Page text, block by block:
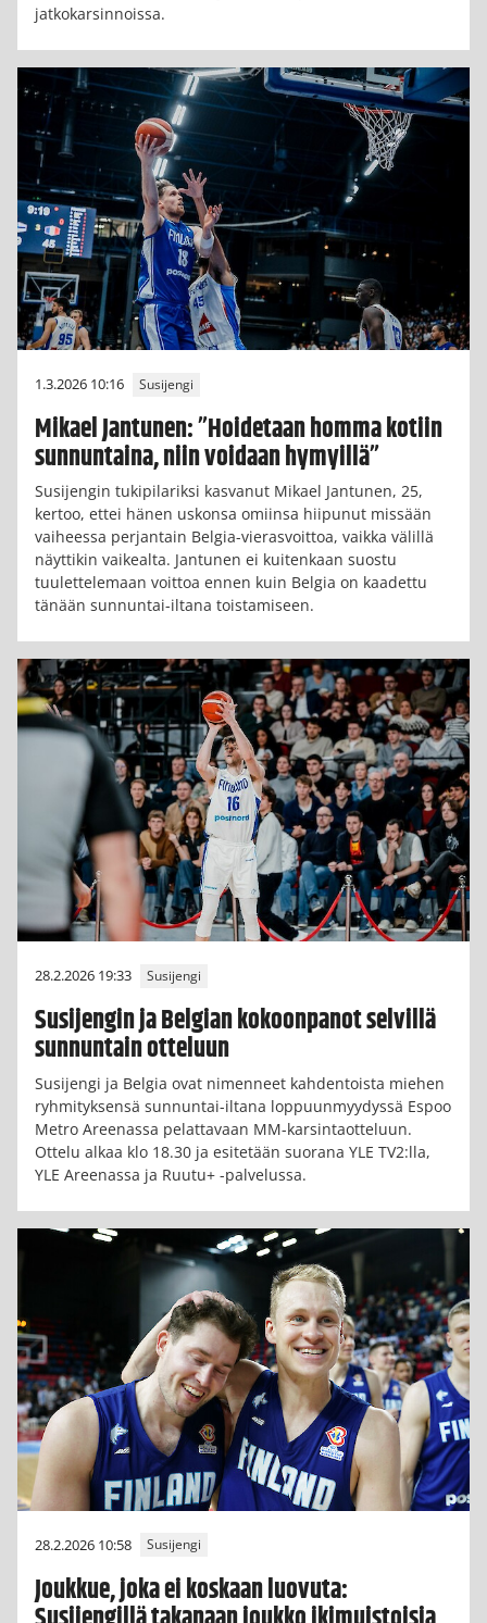
jatkokarsinnoissa.
1.3.2026 10:16 Susijengi
Mikael Jantunen: ”Hoidetaan homma kotiin
sunnuntaina, niin voidaan hymyillä”
Susijengin tukipilariksi kasvanut Mikael Jantunen, 25,
kertoo, ettei hänen uskonsa omiinsa hiipunut missään
vaiheessa perjantain Belgia-vierasvoittoa, vaikka välillä
näyttikin vaikealta. Jantunen ei kuitenkaan suostu
tuulettelemaan voittoa ennen kuin Belgia on kaadettu
tänään sunnuntai-iltana toistamiseen.
28.2.2026 19:33 Susijengi
Susijengin ja Belgian kokoonpanot selvillä
sunnuntain otteluun
Susijengi ja Belgia ovat nimenneet kahdentoista miehen
ryhmityksensä sunnuntai-iltana loppuunmyydyssä Espoo
Metro Areenassa pelattavaan MM-karsintaotteluun.
Ottelu alkaa klo 18.30 ja esitetään suorana YLE TV2:lla,
YLE Areenassa ja Ruutu+ -palvelussa.
28.2.2026 10:58 Susijengi
Joukkue, joka ei koskaan luovuta: